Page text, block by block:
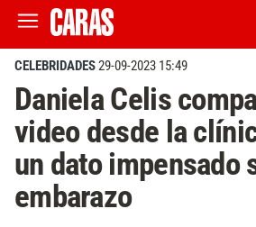
CELEBRIDADES29-09-2023 15:49
Daniela Celis
video desde la
un dato impensado
embarazo